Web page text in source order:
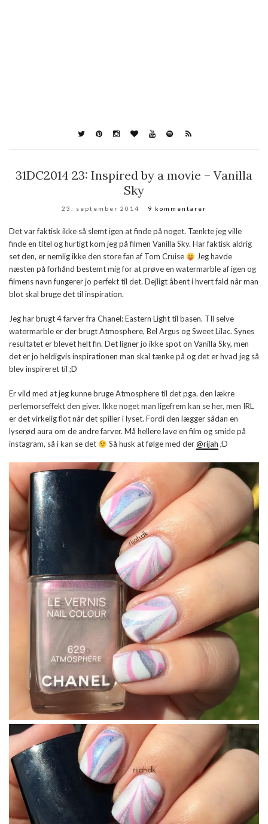
31DC2014 23: Inspired by a movie – Vanilla
Sky
23. september 2014 9 kommentarer
Det var faktisk ikke så slemt igen at finde på noget. Tænkte jeg ville
finde en titel og hurtigt kom jeg på filmen Vanilla Sky. Har faktisk aldrig
set den, er nemlig ikke den store fan af Tom Cruise
Jeg havde
næsten på forhånd bestemt mig for at prøve en watermarble af igen og
filmens navn fungerer jo perfekt til det. Dejligt åbent i hvert fald når man
blot skal bruge det til inspiration.
Jeg har brugt 4 farver fra Chanel: Eastern Light til basen. TIl selve
watermarble er der brugt Atmosphere, Bel Argus og Sweet Lilac. Synes
resultatet er blevet helt fin. Det ligner jo ikke spot on Vanilla Sky, men
det er jo heldigvis inspirationen man skal tænke på og det er hvad jeg så
blev inspireret til ;D
Er vild med at jeg kunne bruge Atmosphere til det pga. den lækre
perlemorseffekt den giver. Ikke noget man ligefrem kan se her, men IRL
er det virkelig flot når det spiller i lyset. Fordi den lægger sådan en
lyserød aura om de andre farver. Må hellere lave en film og smide på
instagram, så i kan se det
Så husk at følge med der@rijah ;D